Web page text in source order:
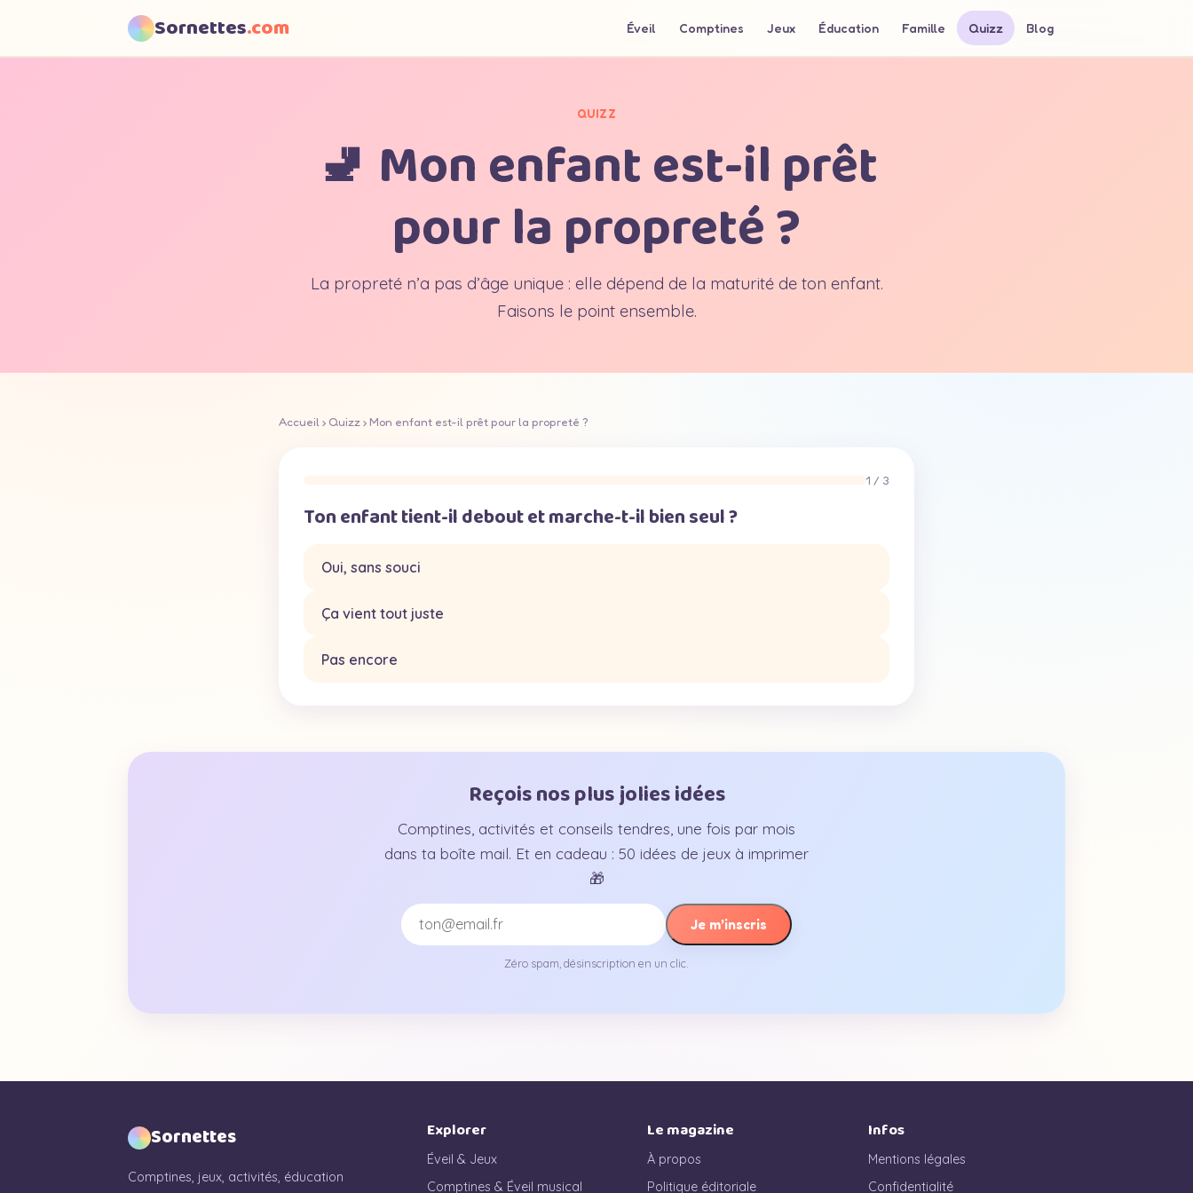
Sornettes.com Éveil Comptines Jeux Éducation Famille Quizz Blog
QUIZZ
🚽 Mon enfant est-il prêt
pour la propreté ?
La propreté n’a pas d’âge unique : elle dépend de la maturité de ton enfant.
Faisons le point ensemble.
Accueil › Quizz› Mon enfant est-il prêt pour la propreté ?
1 / 3
Ton enfant tient-il debout et marche-t-il bien seul ?
Oui, sans souci
Ça vient tout juste
Pas encore
Reçois nos plus jolies idées
Comptines, activités et conseils tendres, une fois par mois
dans ta boîte mail. Et en cadeau : 50 idées de jeux à imprimer
🎁
Je m’inscris
Zéro spam, désinscription en un clic.
Sornettes
Comptines, jeux, activités, éducation
Explorer
Éveil & Jeux
Comptines & Éveil musical
Le magazine
À propos
Politique éditoriale
Infos
Mentions légales
Confidentialité